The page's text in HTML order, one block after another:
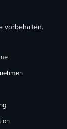
vorbehalten.